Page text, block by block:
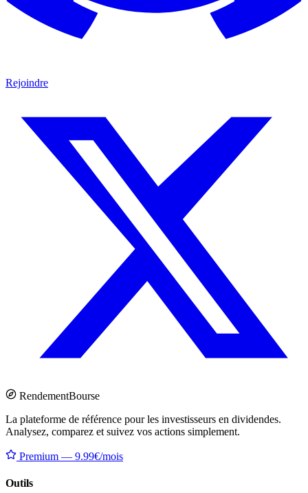
Rejoindre
RendementBourse
La plateforme de référence pour les investisseurs en dividendes.
Analysez, comparez et suivez vos actions simplement.
Premium — 9.99€/mois
Outils